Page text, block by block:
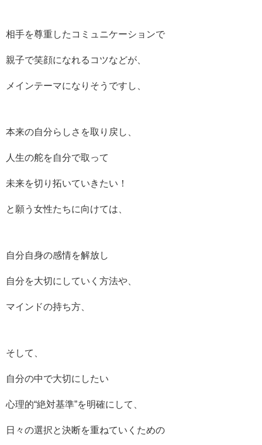
相手を尊重したコミュニケーションで
親子で笑顔になれるコツなどが、
メインテーマになりそうですし、
本来の自分らしさを取り戻し、
人生の舵を自分で取って
未来を切り拓いていきたい！
と願う女性たちに向けては、
自分自身の感情を解放し
自分を大切にしていく方法や、
マインドの持ち方、
そして、
自分の中で大切にしたい
心理的“絶対基準”を明確にして、
日々の選択と決断を重ねていくための